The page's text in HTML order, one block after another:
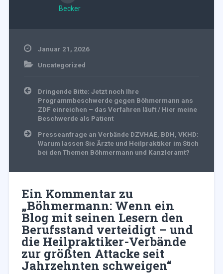
Becker
Januar 21, 2026
Uncategorized
Beitragsnavigation
Dringende Bitte: Jetzt noch Ihre
Programmbeschwerde gegen Böhmermann ans
ZDF einreichen – das Verfahren läuft / Hier meine
Beschwerde als Patient
Presseanfrage an Verbände DZVHAE, BDH, VKHD:
Warum lassen Sie Ärzte und Heilpraktiker im Stich
bei den Themen Böhmermann und Kanzleramt?
Ein Kommentar zu
„Böhmermann: Wenn ein
Blog mit seinen Lesern den
Berufsstand verteidigt – und
die Heilpraktiker-Verbände
zur größten Attacke seit
Jahrzehnten schweigen“